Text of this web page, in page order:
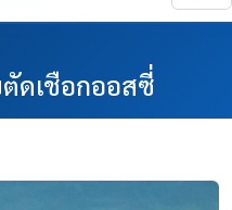
ตัดเชือกออสซี่